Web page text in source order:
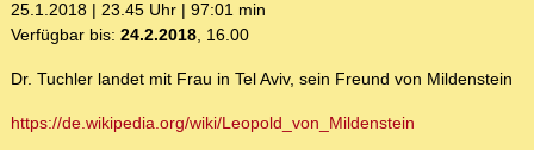
25.1.2018 | 23.45 Uhr | 97:01 min
Verfügbar bis: 24.2.2018, 16.00
Dr. Tuchler landet mit Frau in Tel Aviv, sein Freund von Mildenstein
https://de.wikipedia.org/wiki/Leopold_von_Mildenstein